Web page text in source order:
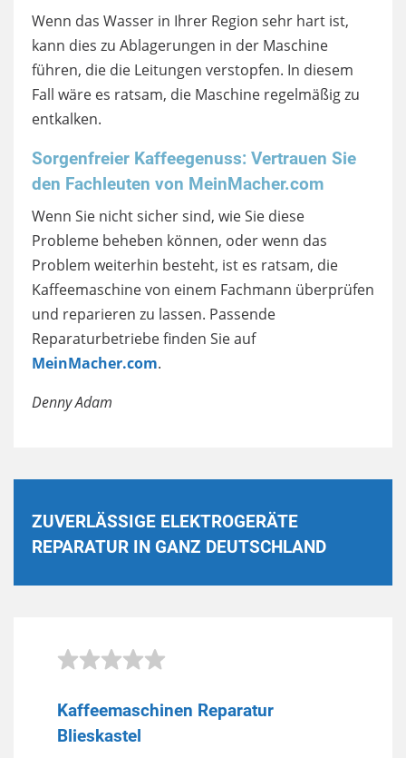
Wenn das Wasser in Ihrer Region sehr hart ist,
kann dies zu Ablagerungen in der Maschine
führen, die die Leitungen verstopfen. In diesem
Fall wäre es ratsam, die Maschine regelmäßig zu
entkalken.
Sorgenfreier Kaffeegenuss: Vertrauen Sie
den Fachleuten von MeinMacher.com
Wenn Sie nicht sicher sind, wie Sie diese
Probleme beheben können, oder wenn das
Problem weiterhin besteht, ist es ratsam, die
Kaffeemaschine von einem Fachmann überprüfen
und reparieren zu lassen. Passende
Reparaturbetriebe finden Sie auf
MeinMacher.com.
Denny Adam
ZUVERLÄSSIGE ELEKTROGERÄTE
REPARATUR IN GANZ DEUTSCHLAND
Kaffeemaschinen Reparatur
Blieskastel